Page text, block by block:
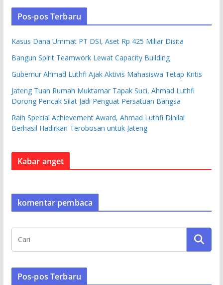
Pos-pos Terbaru
Kasus Dana Ummat PT DSI, Aset Rp 425 Miliar Disita
Bangun Spirit Teamwork Lewat Capacity Building
Gubernur Ahmad Luthfi Ajak Aktivis Mahasiswa Tetap Kritis
Jateng Tuan Rumah Muktamar Tapak Suci, Ahmad Luthfi
Dorong Pencak Silat Jadi Penguat Persatuan Bangsa
Raih Special Achievement Award, Ahmad Luthfi Dinilai
Berhasil Hadirkan Terobosan untuk Jateng
Kabar anget
komentar pembaca
Pos-pos Terbaru